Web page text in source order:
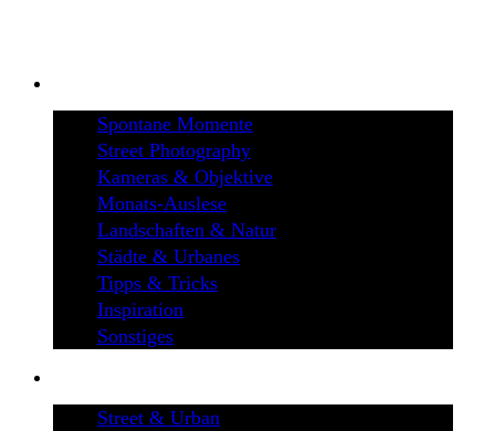
Spontane Momente
Street Photography
Kameras & Objektive
Monats-Auslese
Landschaften & Natur
Städte & Urbanes
Tipps & Tricks
Inspiration
Sonstiges
Street & Urban